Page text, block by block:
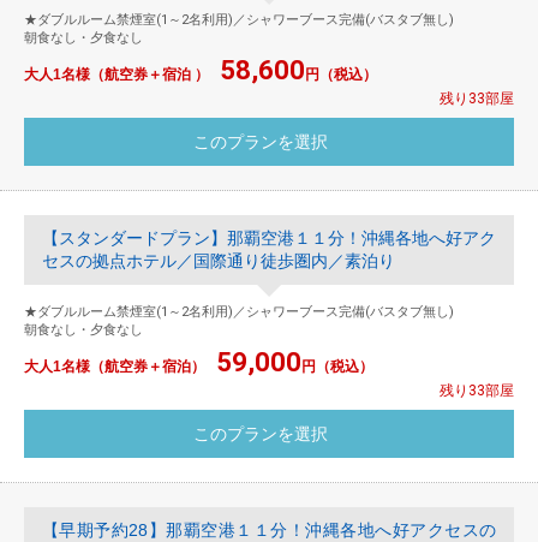
★ダブルルーム禁煙室(1～2名利用)／シャワーブース完備(バスタブ無し)
朝食なし・夕食なし
大人1名様（航空券＋宿泊 ） 58,600 円（税込）
残り33部屋
【スタンダードプラン】那覇空港１１分！沖縄各地へ好アク
セスの拠点ホテル／国際通り徒歩圏内／素泊り
★ダブルルーム禁煙室(1～2名利用)／シャワーブース完備(バスタブ無し)
朝食なし・夕食なし
大人1名様（航空券＋宿泊） 59,000 円（税込）
残り33部屋
【早期予約28】那覇空港１１分！沖縄各地へ好アクセスの